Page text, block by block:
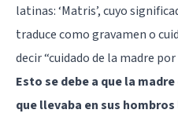
latinas: ‘Matris’, cuyo
traduce como gravamen o
decir “cuidado de la madre
Esto se debe a que la
que llevaba en sus